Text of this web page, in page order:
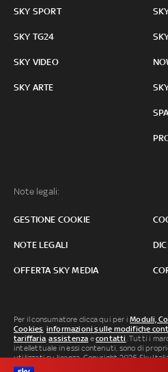
SKY SPORT
SKY TG24
SKY VIDEO
SKY ARTE
Note legali:
GESTIONE COOKIE
NOTE LEGALI
OFFERTA SKY MEDIA
Per il consumatore clicca qui per iModuli,
Cookies, informazioni sulle modifiche
tariffaria,assistenza econtatti. Tutti i
intellettuale in essi contenuti, sono di
utilizzati su licenza. Copyright 2026 Sky
20138 Milano P.IVA 04619241005. SkyTG24: